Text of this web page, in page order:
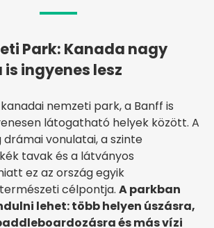
Park: Kanada nagy
ingyenes lesz
nemzeti park, a Banff is
látogatható helyek között. A
drámai vonulatai, a szinte
tavak és a látványos
ez az ország egyik
célpontja. A parkban
lehet: több helyen úszásra,
és más vízi